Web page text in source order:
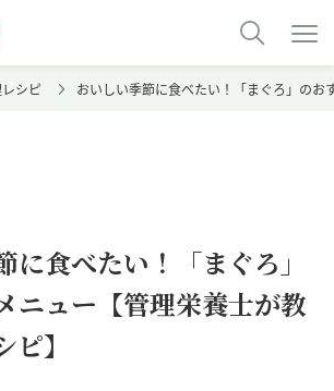
シピ おいしい季節に食べたい！「まぐろ」の
に食べたい！「まぐろ」
ニュー【管理栄養士が教
】